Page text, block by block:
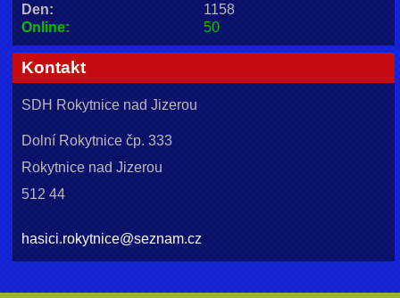
Online: 50
Den:
1158
Kontakt
SDH Rokytnice nad Jizerou
Dolní Rokytnice čp. 333
Rokytnice nad Jizerou
512 44
hasici.rokytnice@seznam.cz